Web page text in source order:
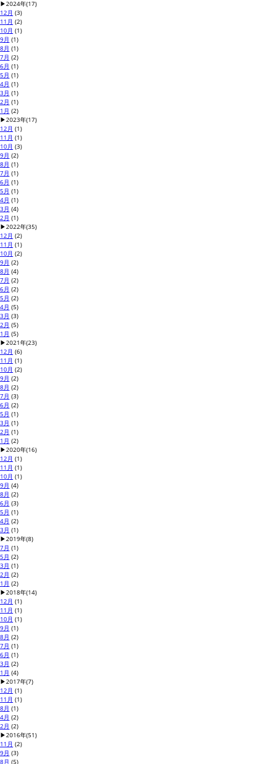
▶2024年(17)
12月 (3)
11月 (2)
10月 (1)
9月 (1)
8月 (1)
7月 (2)
6月 (1)
5月 (1)
4月 (1)
3月 (1)
2月 (1)
1月 (2)
▶2023年(17)
12月 (1)
11月 (1)
10月 (3)
9月 (2)
8月 (1)
7月 (1)
6月 (1)
5月 (1)
4月 (1)
3月 (4)
2月 (1)
▶2022年(35)
12月 (2)
11月 (1)
10月 (2)
9月 (2)
8月 (4)
7月 (2)
6月 (2)
5月 (2)
4月 (5)
3月 (3)
2月 (5)
1月 (5)
▶2021年(23)
12月 (6)
11月 (1)
10月 (2)
9月 (2)
8月 (2)
7月 (3)
6月 (2)
5月 (1)
3月 (1)
2月 (1)
1月 (2)
▶2020年(16)
12月 (1)
11月 (1)
10月 (1)
9月 (4)
8月 (2)
6月 (3)
5月 (1)
4月 (2)
3月 (1)
▶2019年(8)
7月 (1)
5月 (2)
3月 (1)
2月 (2)
1月 (2)
▶2018年(14)
12月 (1)
11月 (1)
10月 (1)
9月 (1)
8月 (2)
7月 (1)
6月 (1)
3月 (2)
1月 (4)
▶2017年(7)
12月 (1)
11月 (1)
8月 (1)
4月 (2)
2月 (2)
▶2016年(51)
11月 (2)
9月 (3)
8月 (5)